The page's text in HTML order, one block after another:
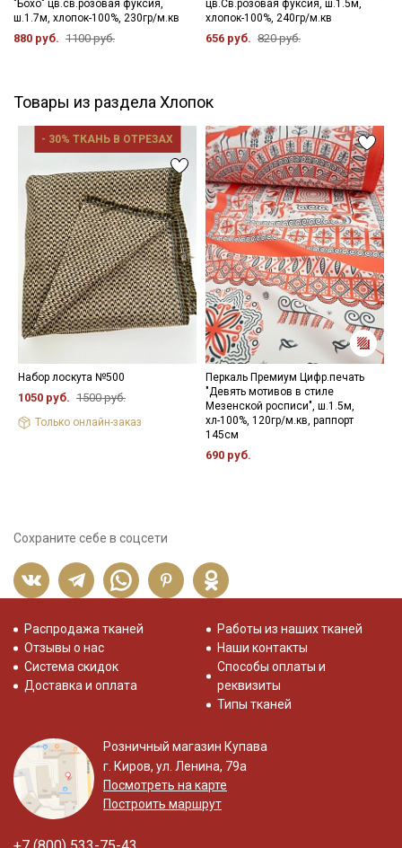
"Бохо" цв.св.розовая фуксия,
ш.1.7м, хлопок-100%, 230гр/м.кв
880 руб. 1100 руб.
цв.Св.розовая фуксия, ш.1.5м,
хлопок-100%, 240гр/м.кв
656 руб. 820 руб.
Товары из раздела Хлопок
- 30% ТКАНЬ В ОТРЕЗАХ
Набор лоскута №500
1050 руб. 1500 руб.
Только онлайн-заказ
Перкаль Премиум Цифр.печать
"Девять мотивов в стиле
Мезенской росписи", ш.1.5м,
хл-100%, 120гр/м.кв, раппорт
145см
690 руб.
Сохраните себе в соцсети
Распродажа тканей
Отзывы о нас
Система скидок
Доставка и оплата
Работы из наших тканей
Наши контакты
Способы оплаты и
реквизиты
Типы тканей
Розничный магазин Купава
г. Киров, ул. Ленина, 79а
Посмотреть на карте
Построить маршрут